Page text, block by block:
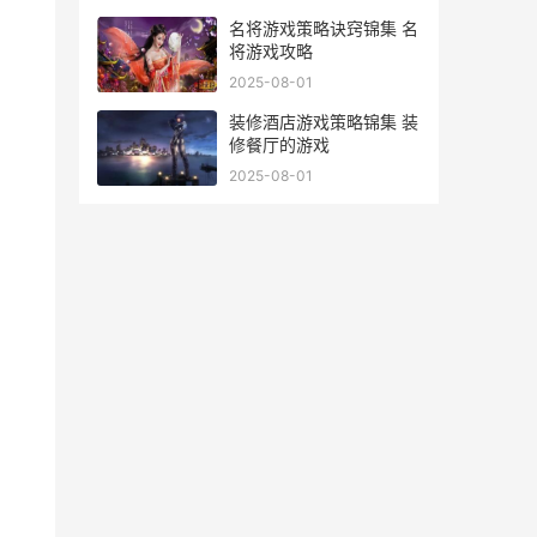
名将游戏策略诀窍锦集 名
将游戏攻略
2025-08-01
装修酒店游戏策略锦集 装
修餐厅的游戏
2025-08-01